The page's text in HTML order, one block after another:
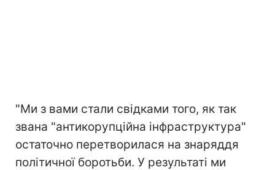
"Ми з вами стали свідками того, як так
звана "антикорупційна інфраструктура"
остаточно перетворилася на знаряддя
політичної боротьби. У результаті ми